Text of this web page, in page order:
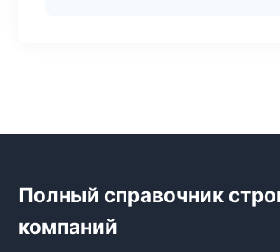
Полный справочник
компаний